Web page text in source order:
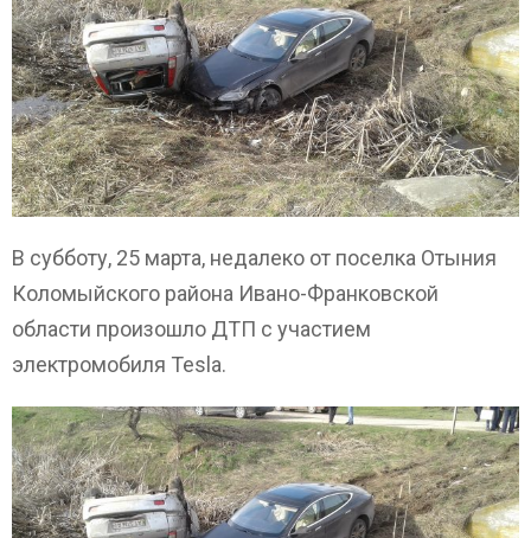
В субботу, 25 марта, недалеко от поселка Отыния
Коломыйского района Ивано-Франковской
области произошло ДТП с участием
электромобиля Tesla.